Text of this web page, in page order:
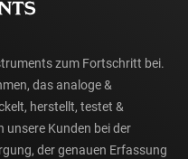
zum Fortschritt bei.
das analoge &
herstellt, testet &
Kunden bei der
der genauen Erfassung